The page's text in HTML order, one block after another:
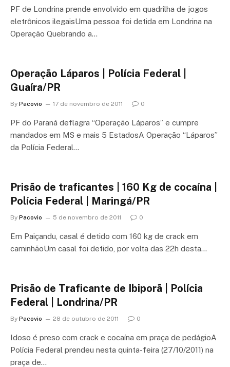
PF de Londrina prende envolvido em quadrilha de jogos
eletrônicos ilegaisUma pessoa foi detida em Londrina na
Operação Quebrando a…
Operação Láparos | Polícia Federal |
Guaíra/PR
By Pacovio 17 de novembro de 2011 0
PF do Paraná deflagra “Operação Láparos” e cumpre
mandados em MS e mais 5 EstadosA Operação “Láparos”
da Polícia Federal…
Prisão de traficantes | 160 Kg de cocaína |
Polícia Federal | Maringá/PR
By Pacovio 5 de novembro de 2011 0
Em Paiçandu, casal é detido com 160 kg de crack em
caminhãoUm casal foi detido, por volta das 22h desta…
Prisão de Traficante de Ibiporã | Polícia
Federal | Londrina/PR
By Pacovio 28 de outubro de 2011 0
Idoso é preso com crack e cocaína em praça de pedágioA
Polícia Federal prendeu nesta quinta-feira (27/10/2011) na
praça de…